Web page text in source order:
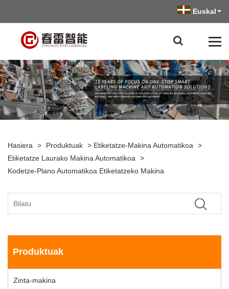
Euskal
Hasiera > Produktuak > Etiketatze-Makina Automatikoa
>
Etiketatze Laurako Makina Automatikoa
>
Kodetze-Plano Automatikoa Etiketatzeko Makina
Produktuak
Zinta-makina